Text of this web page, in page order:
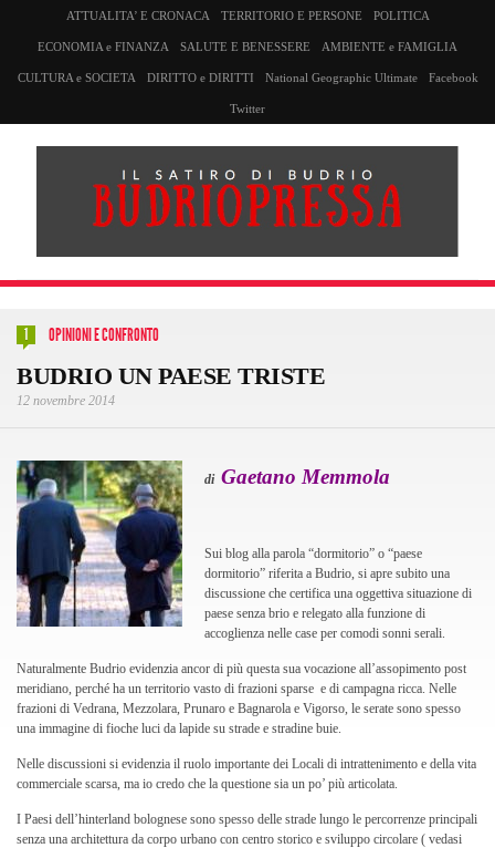
ATTUALITA’ E CRONACA TERRITORIO E PERSONE POLITICA
ECONOMIA e FINANZA SALUTE E BENESSERE AMBIENTE e FAMIGLIA
CULTURA e SOCIETA DIRITTO e DIRITTI National Geographic Ultimate Facebook
Twitter
1 OPINIONI E CONFRONTO
BUDRIO UN PAESE TRISTE
12 novembre 2014
di Gaetano Memmola
Sui blog alla parola “dormitorio” o “paese
dormitorio” riferita a Budrio, si apre subito una
discussione che certifica una oggettiva situazione di
paese senza brio e relegato alla funzione di
accoglienza nelle case per comodi sonni serali.
Naturalmente Budrio evidenzia ancor di più questa sua vocazione all’assopimento post
meridiano, perché ha un territorio vasto di frazioni sparse e di campagna ricca. Nelle
frazioni di Vedrana, Mezzolara, Prunaro e Bagnarola e Vigorso, le serate sono spesso
una immagine di fioche luci da lapide su strade e stradine buie.
Nelle discussioni si evidenzia il ruolo importante dei Locali di intrattenimento e della vita
commerciale scarsa, ma io credo che la questione sia un po’ più articolata.
I Paesi dell’hinterland bolognese sono spesso delle strade lungo le percorrenze principali
senza una architettura da corpo urbano con centro storico e sviluppo circolare ( vedasi